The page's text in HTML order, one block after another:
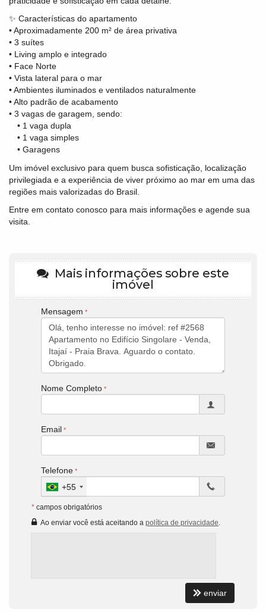
✨ Características do apartamento
• Aproximadamente 200 m² de área privativa
• 3 suítes
• Living amplo e integrado
• Face Norte
• Vista lateral para o mar
• Ambientes iluminados e ventilados naturalmente
• Alto padrão de acabamento
• 3 vagas de garagem, sendo:
• 1 vaga dupla
• 1 vaga simples
• Garagens
Um imóvel exclusivo para quem busca sofisticação, localização
privilegiada e a experiência de viver próximo ao mar em uma das
regiões mais valorizadas do Brasil.
Entre em contato conosco para mais informações e agende sua
visita.
Mais informações sobre este
imóvel
Mensagem
Nome Completo
Email
Telefone
+55
* campos obrigatórios
Ao enviar você está aceitando a política de privacidade.
enviar